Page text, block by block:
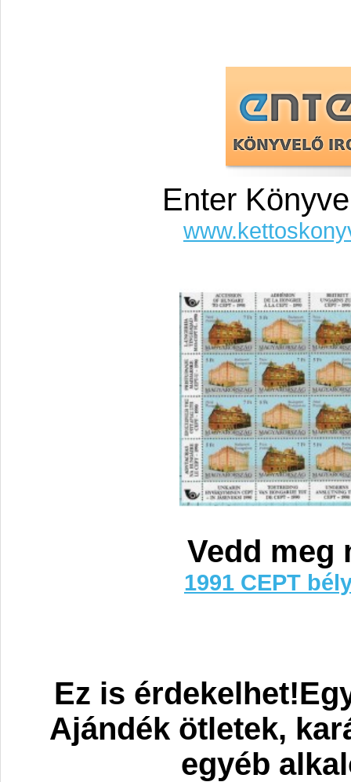
Enter
Vedd meg
1991 CEPT
Ez is
Ajándék ötletek,
egyéb